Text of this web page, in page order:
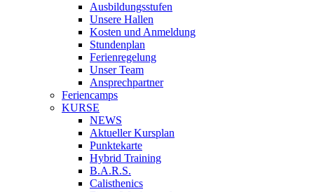
Ausbildungsstufen
Unsere Hallen
Kosten und Anmeldung
Stundenplan
Ferienregelung
Unser Team
Ansprechpartner
Feriencamps
KURSE
NEWS
Aktueller Kursplan
Punktekarte
Hybrid Training
B.A.R.S.
Calisthenics